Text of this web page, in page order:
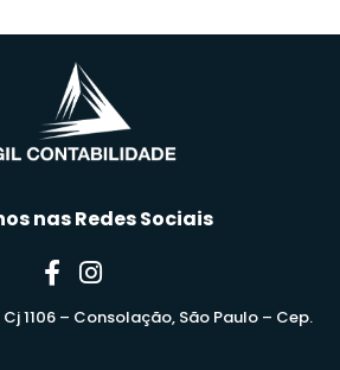
nas Redes Sociais
Cj 1106 – Consolação, São Paulo – Cep.